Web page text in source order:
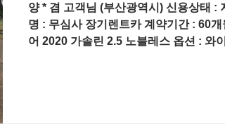
양 * 겸 고객님 (부산광역시) 신용상태 :
명 : 무심사 장기렌트카 계약기간 : 60개
어 2020 가솔린 2.5 노블레스 옵션 : 와